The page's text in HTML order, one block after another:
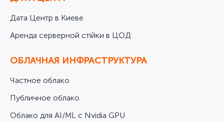
Дата Центр в Киеве
Аренда серверной стійки в ЦОД
ОБЛАЧНАЯ ИНФРАСТРУКТУРА
Частное облако
Публичное облако
Облако для AI/ML с Nvidia GPU